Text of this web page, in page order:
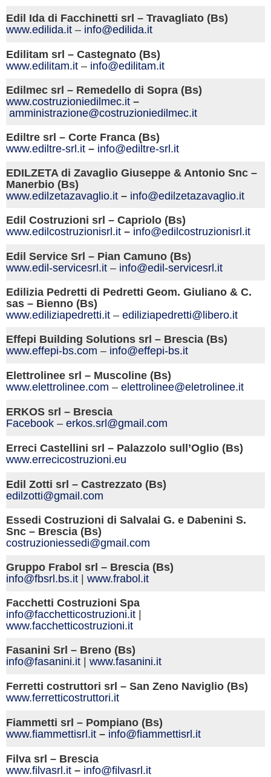
Edil Ida di Facchinetti srl – Travagliato (Bs)
www.edilida.it – info@edilida.it
Edilitam srl – Castegnato (Bs)
www.edilitam.it – info@edilitam.it
Edilmec srl – Remedello di Sopra (Bs)
www.costruzioniedilmec.it –
amministrazione@costruzioniedilmec.it
Ediltre srl – Corte Franca (Bs)
www.ediltre-srl.it – info@ediltre-srl.it
EDILZETA di Zavaglio Giuseppe & Antonio Snc –
Manerbio (Bs)
www.edilzetazavaglio.it – info@edilzetazavaglio.it
Edil Costruzioni srl – Capriolo (Bs)
www.edilcostruzionisrl.it – info@edilcostruzionisrl.it
Edil Service Srl – Pian Camuno (Bs)
www.edil-servicesrl.it – info@edil-servicesrl.it
Edilizia Pedretti di Pedretti Geom. Giuliano & C.
sas – Bienno (Bs)
www.ediliziapedretti.it – ediliziapedretti@libero.it
Effepi Building Solutions srl – Brescia (Bs)
www.effepi-bs.com – info@effepi-bs.it
Elettrolinee srl – Muscoline (Bs)
www.elettrolinee.com – elettrolinee@eletrolinee.it
ERKOS srl – Brescia
Facebook – erkos.srl@gmail.com
Erreci Castellini srl – Palazzolo sull’Oglio (Bs)
www.errecicostruzioni.eu
Edil Zotti srl – Castrezzato (Bs)
edilzotti@gmail.com
Essedi Costruzioni di Salvalai G. e Dabenini S.
Snc – Brescia (Bs)
costruzioniessedi@gmail.com
Gruppo Frabol srl – Brescia (Bs)
info@fbsrl.bs.it | www.frabol.it
Facchetti Costruzioni Spa
info@facchetticostruzioni.it |
www.facchetticostruzioni.it
Fasanini Srl – Breno (Bs)
info@fasanini.it | www.fasanini.it
Ferretti costruttori srl – San Zeno Naviglio (Bs)
www.ferretticostruttori.it
Fiammetti srl – Pompiano (Bs)
www.fiammettisrl.it – info@fiammettisrl.it
Filva srl – Brescia
www.filvasrl.it – info@filvasrl.it